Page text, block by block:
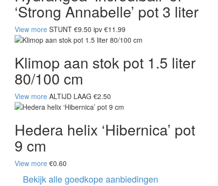
‘Strong Annabelle’ pot 3 liter
View more STUNT €9.50 ipv €11.99
Klimop aan stok pot 1.5 liter
80/100 cm
View more ALTIJD LAAG €2.50
Hedera helix ‘Hibernica’ pot
9 cm
View more €0.60
Bekijk alle goedkope aanbiedingen